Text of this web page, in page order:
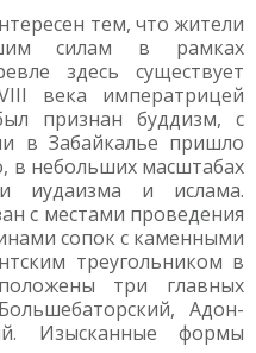
тем, что жители
силам в рамках
здесь существует
века императрицей
признан буддизм, с
в Забайкалье пришло
в небольших масштабах
иудаизма и ислама.
с местами проведения
сопок с каменными
треугольником в
три главных
Адон-
Изысканные формы